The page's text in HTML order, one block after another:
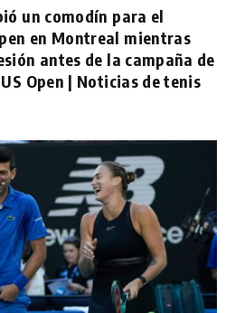
un comodín para el
en Montreal mientras
antes de la campaña de
Open | Noticias de tenis